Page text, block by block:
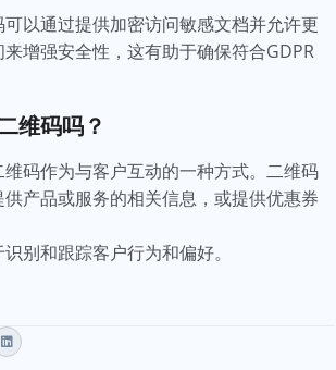
以通过提供加密访问敏感文档并允许更
增强安全性，这有助于确保符合GDPR
维码吗？
码作为与客户互动的一种方式。二维码
产品或服务的相关信息，或提供优惠券
别和跟踪客户行为和偏好。